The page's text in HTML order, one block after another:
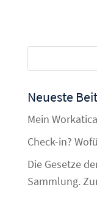
Neueste
Mein
Check-in?
Die Gesetze
Sammlung.